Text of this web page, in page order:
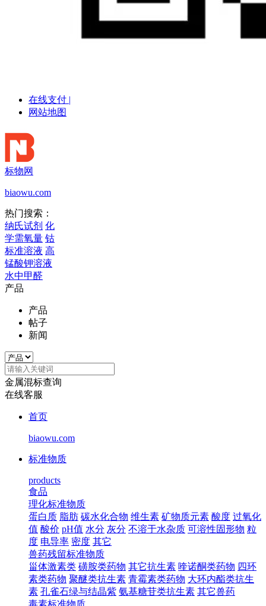
在线支付 |
网站地图
标物网
biaowu.com
热门搜索：
纳氏试剂 化
学需氧量 钴
标准溶液 高
锰酸钾溶液
水中甲醛
产品
产品
帖子
新闻
金属混标查询
在线客服
首页
biaowu.com
标准物质
products
食品
理化标准物质
蛋白质 脂肪 碳水化合物 维生素 矿物质元素 酸度 过氧化
值 酸价 pH值 水分 灰分 不溶于水杂质 可溶性固形物 粒
度 电导率 密度 其它
兽药残留标准物质
甾体激素类 磺胺类药物 其它抗生素 喹诺酮类药物 四环
素类药物 聚醚类抗生素 青霉素类药物 大环内酯类抗生
素 孔雀石绿与结晶紫 氨基糖苷类抗生素 其它兽药
毒素标准物质